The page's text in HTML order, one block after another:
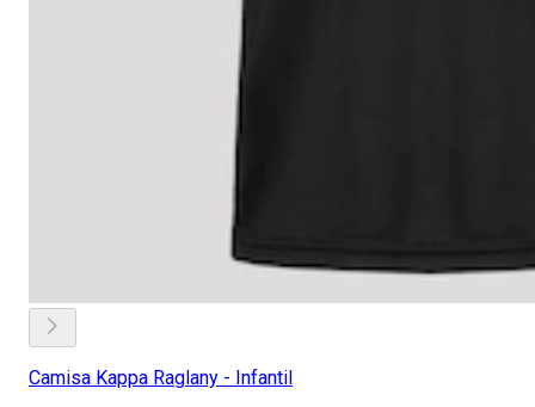
Camisa Kappa Raglany - Infantil